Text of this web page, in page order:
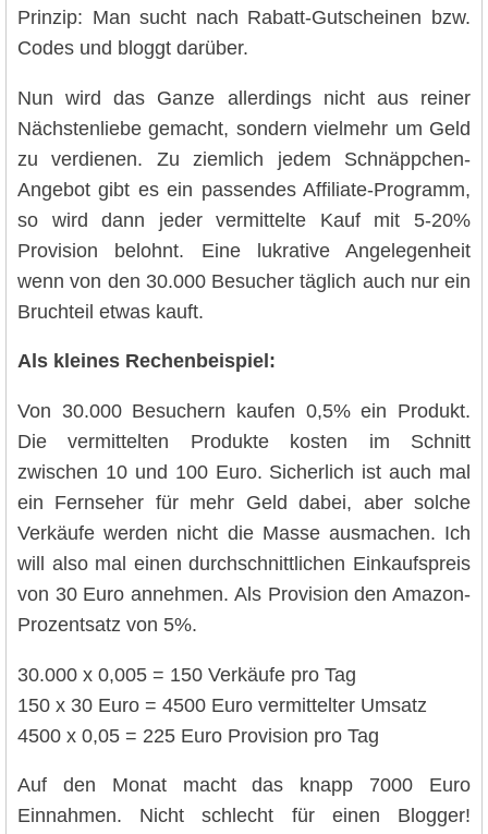
Prinzip: Man sucht nach Rabatt-Gutscheinen bzw.
Codes und bloggt darüber.
Nun wird das Ganze allerdings nicht aus reiner
Nächstenliebe gemacht, sondern vielmehr um Geld
zu verdienen. Zu ziemlich jedem Schnäppchen-
Angebot gibt es ein passendes Affiliate-Programm,
so wird dann jeder vermittelte Kauf mit 5-20%
Provision belohnt. Eine lukrative Angelegenheit
wenn von den 30.000 Besucher täglich auch nur ein
Bruchteil etwas kauft.
Als kleines Rechenbeispiel:
Von 30.000 Besuchern kaufen 0,5% ein Produkt.
Die vermittelten Produkte kosten im Schnitt
zwischen 10 und 100 Euro. Sicherlich ist auch mal
ein Fernseher für mehr Geld dabei, aber solche
Verkäufe werden nicht die Masse ausmachen. Ich
will also mal einen durchschnittlichen Einkaufspreis
von 30 Euro annehmen. Als Provision den Amazon-
Prozentsatz von 5%.
30.000 x 0,005 = 150 Verkäufe pro Tag
150 x 30 Euro = 4500 Euro vermittelter Umsatz
4500 x 0,05 = 225 Euro Provision pro Tag
Auf den Monat macht das knapp 7000 Euro
Einnahmen. Nicht schlecht für einen Blogger!